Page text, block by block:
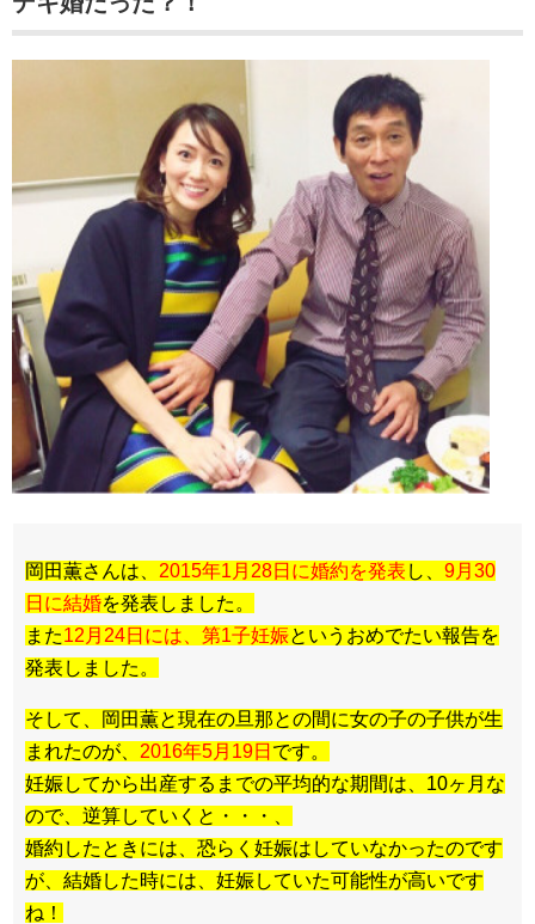
岡田薫さんは、 2015年1月28日に婚約を発表 し、 9月30
日に結婚を発表しました。
また12月24日には、第1子妊娠というおめでたい報告を
発表しました。
そして、岡田薫と現在の旦那との間に女の子の子供が生
まれたのが、 2016年5月19日 です。
妊娠してから出産するまでの平均的な期間は、10ヶ月な
ので、逆算していくと・・・、
婚約したときには、恐らく妊娠はしていなかったのです
が、結婚した時には、妊娠していた可能性が高いです
ね！